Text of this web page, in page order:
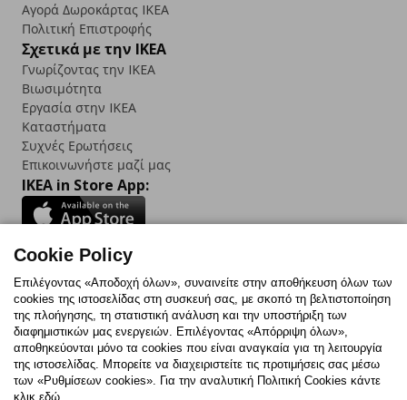
Αγορά Δωρoκάρτας IKEA
Πολιτική Επιστροφής
Σχετικά με την IKEA
Γνωρίζοντας την IKEA
Βιωσιμότητα
Εργασία στην IKEA
Καταστήματα
Συχνές Ερωτήσεις
Επικοινωνήστε μαζί μας
IKEA in Store App:
Follow us:
FacebookInstagram
TikTokYoutubePinterestTwitter
Cookie Policy
Επιλέγοντας «Αποδοχή όλων», συναινείτε στην αποθήκευση όλων των
cookies της ιστοσελίδας στη συσκευή σας, με σκοπό τη βελτιστοποίηση
της πλοήγησης, τη στατιστική ανάλυση και την υποστήριξη των
διαφημιστικών μας ενεργειών. Επιλέγοντας «Απόρριψη όλων»,
αποθηκεύονται μόνο τα cookies που είναι αναγκαία για τη λειτουργία
της ιστοσελίδας. Μπορείτε να διαχειριστείτε τις προτιμήσεις σας μέσω
των «Ρυθμίσεων cookies». Για την αναλυτική Πολιτική Cookies κάντε
κλικ εδώ.